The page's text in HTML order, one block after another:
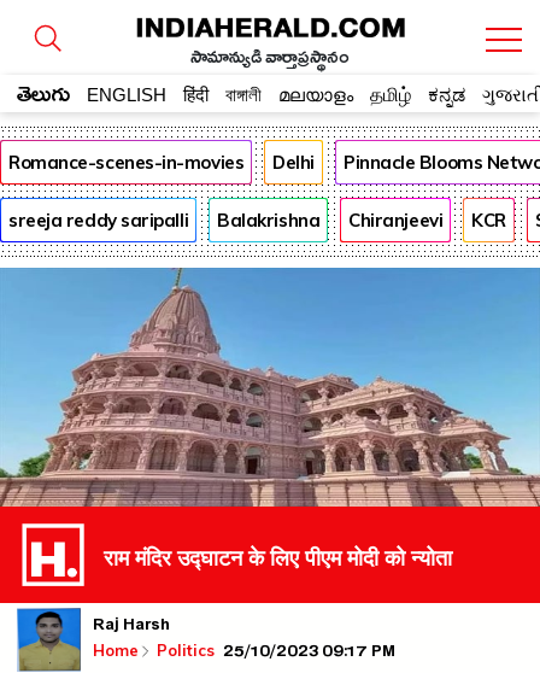
సామాన్యుడి వార్తాప్రస్థానం
తెలుగు ENGLISH हिंदी বাঙ্গালী മലയാളം தமிழ் ಕನ್ನಡ
Romance-scenes-in-movies Delhi Pinnacle Blooms
sreeja reddy saripalli Balakrishna Chiranjeevi KCR
राम मंदिर उद्घाटन के लिए पीएम मोदी को न्योता
Raj Harsh
Home Politics 25/10/2023 09:17 PM